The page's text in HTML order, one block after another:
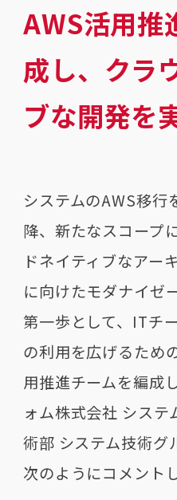
AWS活用推
成し、クラ
ブな開発を
システムのAWS移
降、新たなスコープ
ドネイティブなアー
に向けたモダナイゼ
第一歩として、ITチ
の利用を広げるため
用推進チームを編成
ォム株式会社 シス
術部 システム技術グ
次のようにコメント